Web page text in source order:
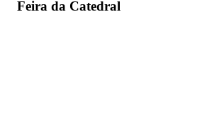
Feira da Catedral